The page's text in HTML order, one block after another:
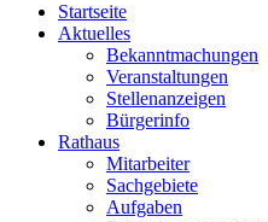
Startseite
Aktuelles
Bekanntmachungen
Veranstaltungen
Stellenanzeigen
Bürgerinfo
Rathaus
Mitarbeiter
Sachgebiete
Aufgaben